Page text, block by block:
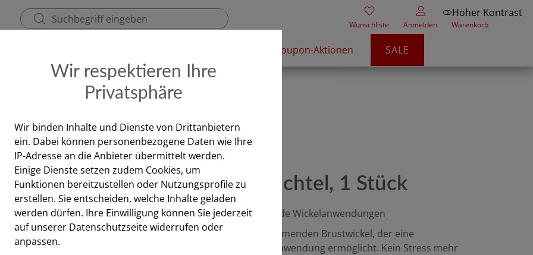
Hoher Kontrast
Wunschliste Anmelden Warenkorb
Coupon-Aktionen SALE
Husten
Auberg
Brustwickel Wichtel, 1 Stück
Schnelle Wärme für beruhigende Wickelanwendungen
Erleben Sie den wohltuend wärmenden Brustwickel, der eine
unkomplizierte und schnelle Anwendung ermöglicht. Kein Stress mehr
Wir respektieren Ihre
Privatsphäre
Wir binden Inhalte und Dienste von Drittanbietern
ein. Dabei können personenbezogene Daten wie Ihre
IP-Adresse an die Anbieter übermittelt werden.
Einige Dienste setzen zudem Cookies, um
Funktionen bereitzustellen oder Nutzungsprofile zu
erstellen. Sie entscheiden, welche Inhalte geladen
werden dürfen. Ihre Einwilligung können Sie jederzeit
auf unserer Datenschutzseite widerrufen oder
anpassen.